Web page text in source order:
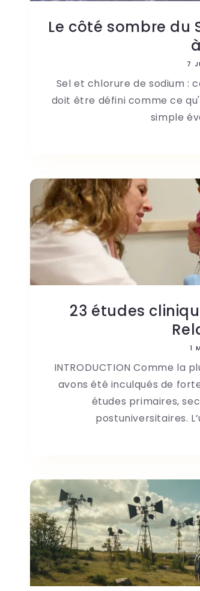
Le côté sombre du
7
Sel et chlorure de sodium :
doit être défini comme ce
simple
23 études
1
INTRODUCTION Comme la
avons été inculqués de
études primaires,
postuniversitaires.